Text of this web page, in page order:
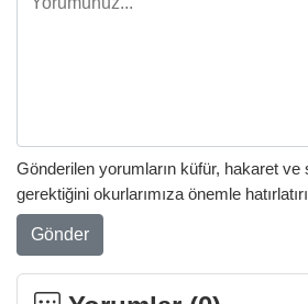
Gönderilen yorumların küfür, hakaret
gerektiğini okurlarımıza önemle
Gönder